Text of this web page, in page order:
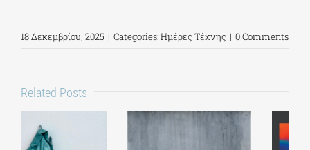
18 Δεκεμβρίου, 2025 | Categories:Ημέρες Τέχνης | 0 Comments
Related Posts